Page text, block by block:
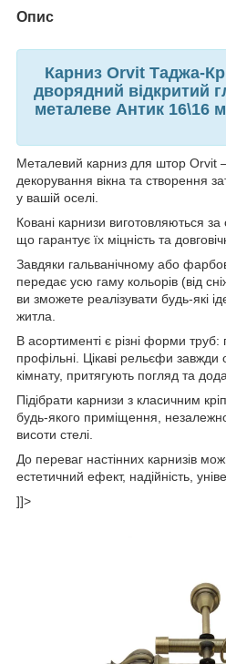
Опис
Карниз Orvit Таджа-
дворядний відкритий
металеве Антик 16\16
Металевий карниз для штор Orvit
декорування вікна та створення
у вашій оселі.
Ковані карнизи виготовляються
що гарантує їх міцність та
Завдяки гальванічному або
передає усю гаму кольорів (від
ви зможете реалізувати будь-які
житла.
В асортименті є різні форми труб:
профільні. Цікаві рельєфи
кімнату, притягують погляд та
Підібрати карнизи з класичним
будь-якого приміщення,
висоти стелі.
До переваг настінних карнизів
естетичний ефект, надійність,
]]>